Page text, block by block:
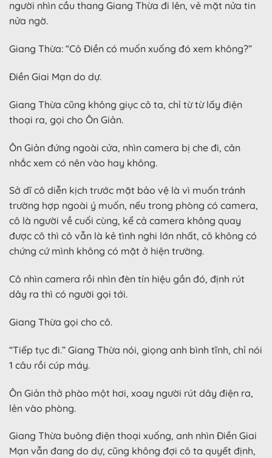
người nhìn cầu thang Giang Thừa đi lên, vẻ mặt nửa tin
nửa ngờ.
Giang Thừa: “Cô Điền có muốn xuống đó xem không?”
Điền Giai Mạn do dự.
Giang Thừa cũng không giục cô ta, chỉ từ từ lấy điện
thoại ra, gọi cho Ôn Giản.
Ôn Giản đứng ngoài cửa, nhìn camera bị che đi, cân
nhắc xem có nên vào hay không.
Sở dĩ cô diễn kịch trước mặt bảo vệ là vì muốn tránh
trường hợp ngoài ý muốn, nếu trong phòng có camera,
cô là người về cuối cùng, kể cả camera không quay
được cô thì cô vẫn là kẻ tình nghi lớn nhất, cô không có
chứng cứ mình không có mặt ở hiện trường.
Cô nhìn camera rồi nhìn đèn tín hiệu gần đó, định rút
dây ra thì có người gọi tới.
Giang Thừa gọi cho cô.
“Tiếp tục đi.” Giang Thừa nói, giọng anh bình tĩnh, chỉ nói
1 câu rồi cúp máy.
Ôn Giản thở phào một hơi, xoay người rút dây điện ra,
lẻn vào phòng.
Giang Thừa buông điện thoại xuống, anh nhìn Điền Giai
Mạn vẫn đang do dự, cũng không đợi cô ta quyết định,